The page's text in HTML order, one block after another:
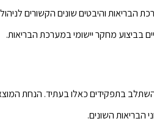
הבריאות והיבטים שונים הקשורים
בביצוע מחקר יישומי במערכת הבריאות.
בתפקידים כאלו בעתיד. הנחת
הבריאות השונים.